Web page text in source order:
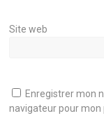
Site web
Enregistrer mon
navigateur pour mon